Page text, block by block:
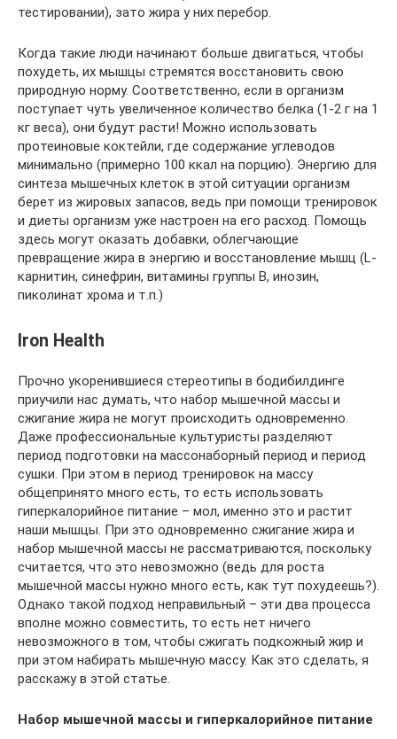
тестировании), зато жира у них перебор.
Когда такие люди начинают больше двигаться, чтобы
похудеть, их мышцы стремятся восстановить свою
природную норму. Соответственно, если в организм
поступает чуть увеличенное количество белка (1-2 г на 1
кг веса), они будут расти! Можно использовать
протеиновые коктейли, где содержание углеводов
минимально (примерно 100 ккал на порцию). Энергию для
синтеза мышечных клеток в этой ситуации организм
берет из жировых запасов, ведь при помощи тренировок
и диеты организм уже настроен на его расход. Помощь
здесь могут оказать добавки, облегчающие
превращение жира в энергию и восстановление мышц (L-
карнитин, синефрин, витамины группы В, инозин,
пиколинат хрома и т.п.)
Iron Health
Прочно укоренившиеся стереотипы в бодибилдинге
приучили нас думать, что набор мышечной массы и
сжигание жира не могут происходить одновременно.
Даже профессиональные культуристы разделяют
период подготовки на массонаборный период и период
сушки. При этом в период тренировок на массу
общепринято много есть, то есть использовать
гиперкалорийное питание – мол, именно это и растит
наши мышцы. При это одновременно сжигание жира и
набор мышечной массы не рассматриваются, поскольку
считается, что это невозможно (ведь для роста
мышечной массы нужно много есть, как тут похудеешь?).
Однако такой подход неправильный – эти два процесса
вполне можно совместить, то есть нет ничего
невозможного в том, чтобы сжигать подкожный жир и
при этом набирать мышечную массу. Как это сделать, я
расскажу в этой статье.
Набор мышечной массы и гиперкалорийное питание